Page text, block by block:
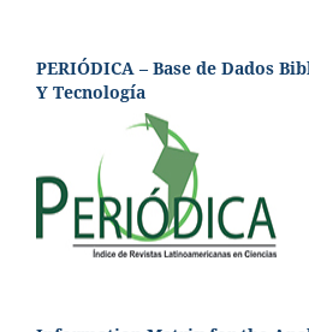
PERIÓDICA – Base de Dados
Y Tecnología